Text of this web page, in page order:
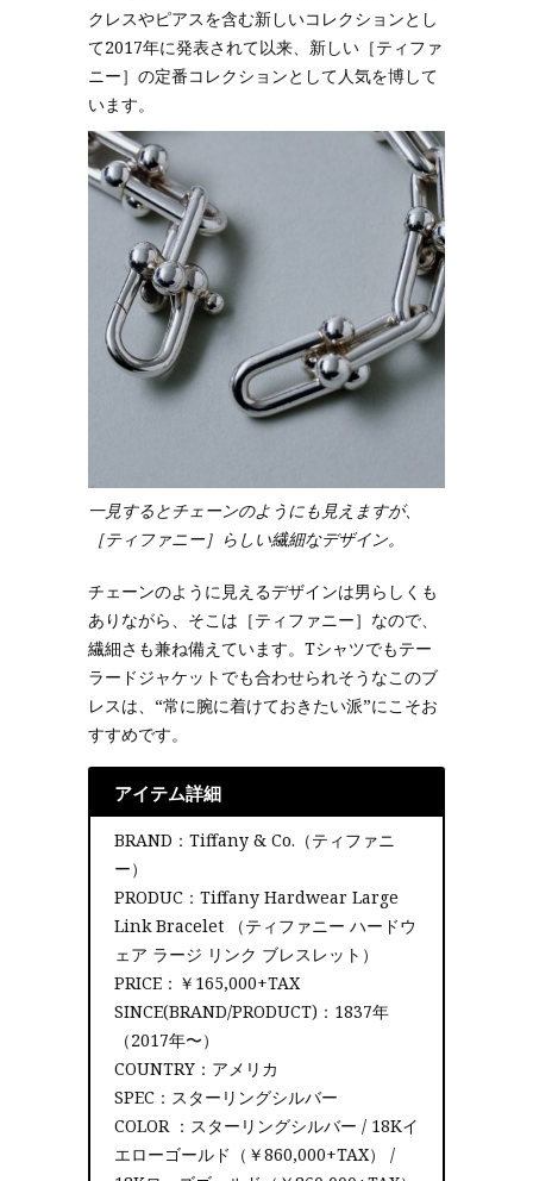
クレスやピアスを含む新しいコレクションとし
て2017年に発表されて以来、新しい［ティファ
ニー］の定番コレクションとして人気を博して
います。
一見するとチェーンのようにも見えますが、
［ティファニー］らしい繊細なデザイン。
チェーンのように見えるデザインは男らしくも
ありながら、そこは［ティファニー］なので、
繊細さも兼ね備えています。Tシャツでもテー
ラードジャケットでも合わせられそうなこのブ
レスは、“常に腕に着けておきたい派”にこそお
すすめです。
アイテム詳細
BRAND：Tiffany & Co.（ティファニ
ー）
PRODUC：Tiffany Hardwear Large
Link Bracelet （ティファニー ハードウ
ェア ラージ リンク ブレスレット）
PRICE：￥165,000+TAX
SINCE(BRAND/PRODUCT)：1837年
（2017年〜）
COUNTRY：アメリカ
SPEC：スターリングシルバー
COLOR ：スターリングシルバー / 18Kイ
エローゴールド（￥860,000+TAX） /